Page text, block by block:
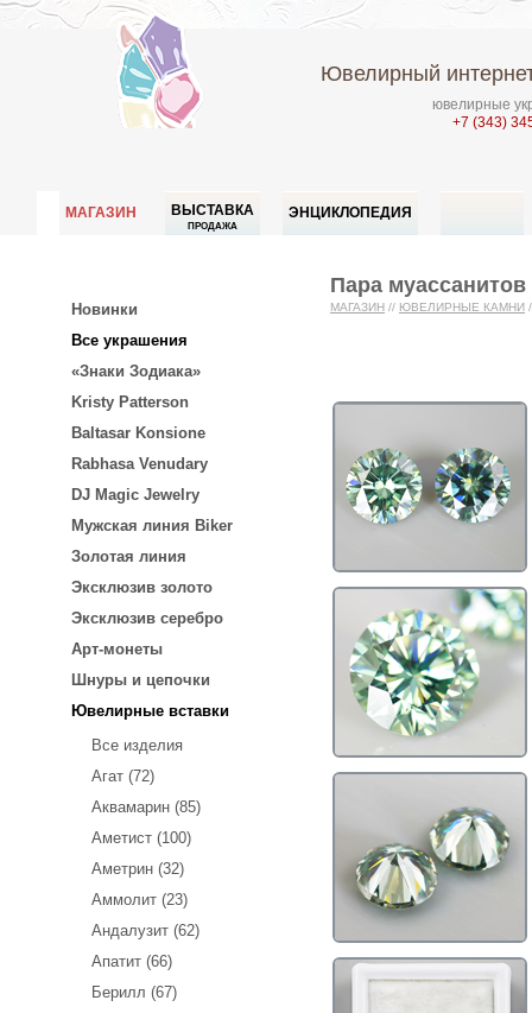
Ювелирный
ювелирные
+7 (343)
МАГАЗИН ВЫСТАВКА
ПРОДАЖА
ЭНЦИКЛОПЕДИЯ
Новинки
Все украшения
«Знаки Зодиака»
Kristy Patterson
Baltasar Konsione
Rabhasa Venudary
DJ Magic Jewelry
Мужская линия Biker
Золотая линия
Эксклюзив золото
Эксклюзив серебро
Арт-монеты
Шнуры и цепочки
Ювелирные вставки
Все изделия
Агат (72)
Аквамарин (85)
Аметист (100)
Аметрин (32)
Аммолит (23)
Андалузит (62)
Апатит (66)
Берилл (67)
Пара муассанитов
МАГАЗИН // ЮВЕЛИРНЫЕ КАМНИ